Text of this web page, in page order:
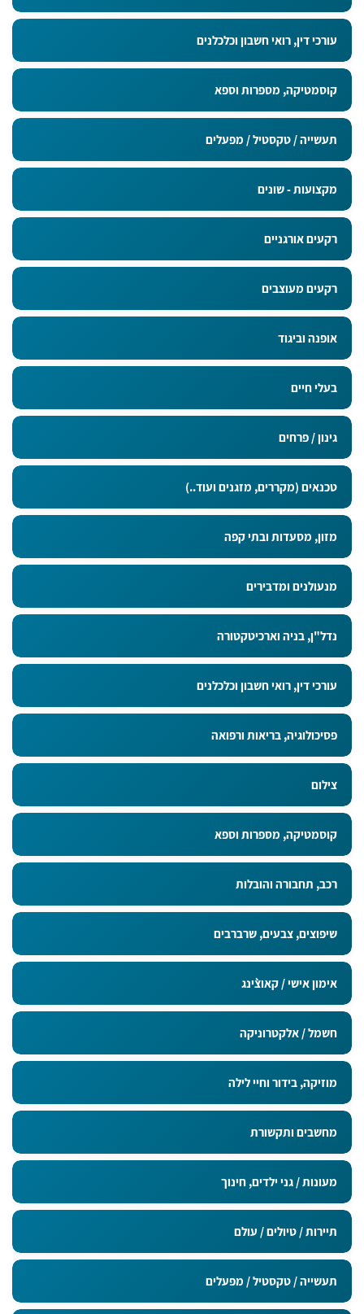
עורכי דין, רואי חשבון וכלכלנים
קוסמטיקה, מספרות וספא
תעשייה / טקסטיל / מפעלים
מקצועות - שונים
רקעים אורגניים
רקעים מעוצבים
אופנה וביגוד
בעלי חיים
גינון / פרחים
טכנאים (מקררים, מזגנים ועוד..)
מזון, מסעדות ובתי קפה
מנעולנים ומדבירים
נדל"ן, בניה וארכיטקטורה
עורכי דין, רואי חשבון וכלכלנים
פסיכולוגיה, בריאות ורפואה
צילום
קוסמטיקה, מספרות וספא
רכב, תחבורה והובלות
שיפוצים, צבעים, שרברבים
אימון אישי / קאוצ`ינג
חשמל / אלקטרוניקה
מוזיקה, בידור וחיי לילה
מחשבים ותקשורת
מעונות / גני ילדים, חינוך
תיירות / טיולים / עולם
תעשייה / טקסטיל / מפעלים